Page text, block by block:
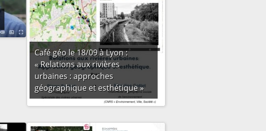
Café géo le 18/09 à Lyon :
« Relations aux rivières
urbaines : approches
géographique et esthétique »